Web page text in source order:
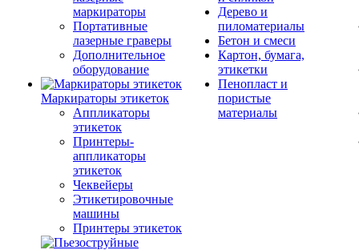
маркираторы
Портативные
лазерные граверы
Дополнительное
оборудование
Маркираторы этикеток
Аппликаторы
этикеток
Принтеры-
аппликаторы
этикеток
Чеквейеры
Этикетировочные
машины
Принтеры этикеток
Дерево и
пиломатериалы
Бетон и смеси
Картон, бумага,
этикетки
Пенопласт и
пористые
материалы